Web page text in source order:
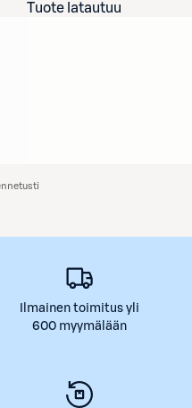
Tuote latautuu
Ilmainen toimitus yli
600 myymälään